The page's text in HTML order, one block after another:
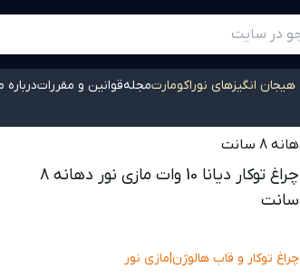
هیجان انگیزهای نوراکومارتمجلهقوانین و مقرراتدرباره
چراغ توکار دیانا 10 وات مازی نور دهانه 8
سانت
چراغ توکار و قاب هالوژن|مازی نور